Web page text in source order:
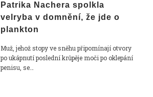
Patrika Nachera spolkla
velryba v domnění, že jde o
plankton
Muž, jehož stopy ve sněhu připomínají otvory
po ukápnutí poslední krůpěje moči po oklepání
penisu, se…